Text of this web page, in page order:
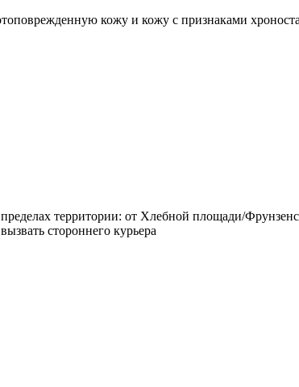
кожу и кожу с признаками
пределах территории: от Хлебной площади/
стороннего курьера